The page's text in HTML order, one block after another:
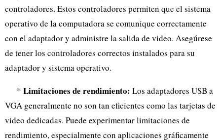
controladores. Estos controladores permiten que el sistema
operativo de la computadora se comunique correctamente
con el adaptador y administre la salida de video. Asegúrese
de tener los controladores correctos instalados para su
adaptador y sistema operativo.
* Limitaciones de rendimiento: Los adaptadores USB a
VGA generalmente no son tan eficientes como las tarjetas de
video dedicadas. Puede experimentar limitaciones de
rendimiento, especialmente con aplicaciones gráficamente